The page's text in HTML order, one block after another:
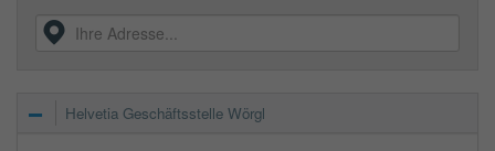
Helvetia Geschäftsstelle Wörgl